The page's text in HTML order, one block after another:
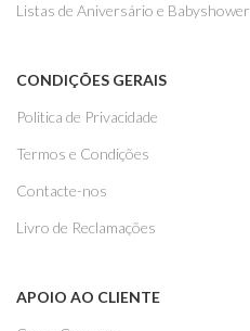
Listas de Aniversário e Babyshower
CONDIÇÕES GERAIS
Politica de Privacidade
Termos e Condições
Contacte-nos
Livro de Reclamações
APOIO AO CLIENTE